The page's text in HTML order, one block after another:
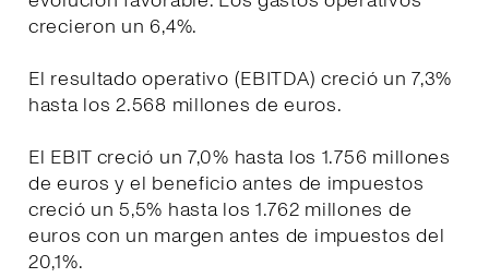
crecieron un 6,4%.
El resultado operativo (EBITDA) creció un 7,3%
hasta los 2.568 millones de euros.
El EBIT creció un 7,0% hasta los 1.756 millones
de euros y el beneficio antes de impuestos
creció un 5,5% hasta los 1.762 millones de
euros con un margen antes de impuestos del
20,1%.